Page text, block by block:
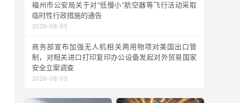
福州市公安局关于对“低慢小”航空器等飞行活动采取
临时性行政措施的通告
2026-08-05
商务部宣布加强无人机相关两用物项对美国出口管
制，对相关进口打印复印办公设备发起对外贸易国家
安全立案调查
2026-08-05